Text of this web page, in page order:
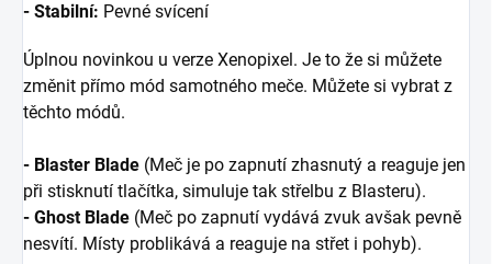
- Stabilní: Pevné svícení
Úplnou novinkou u verze Xenopixel. Je to že si můžete
změnit přímo mód samotného meče. Můžete si vybrat z
těchto módů.
- Blaster Blade (Meč je po zapnutí zhasnutý a reaguje jen
při stisknutí tlačítka, simuluje tak střelbu z Blasteru).
- Ghost Blade (Meč po zapnutí vydává zvuk avšak pevně
nesvítí. Místy problikává a reaguje na střet i pohyb).